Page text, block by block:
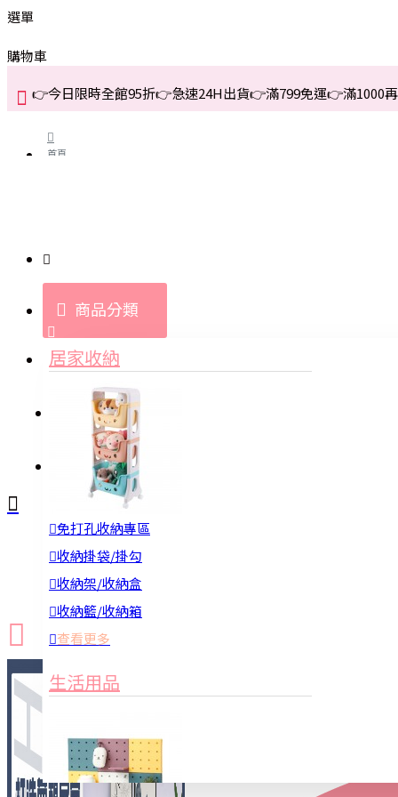
選單
購物車
👉今日限時全館95折👉急速24H出貨👉滿799免運👉滿1000
首頁
商品分類
居家收納
免打孔收納專區
收納掛袋/掛勾
收納架/收納盒
收納籃/收納箱
查看更多
生活用品
登入
新品上市